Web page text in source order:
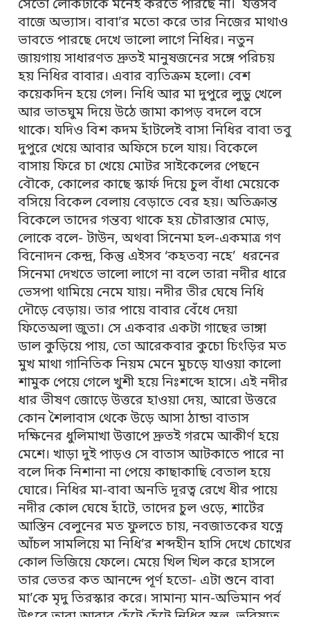
সেতো লোকটাকে মনেই করতে পারছে না। যত্তসব
বাজে অভ্যাস। বাবা’র মতো করে তার নিজের মাথাও
ভাবতে পারছে দেখে ভালো লাগে নিধির। নতুন
জায়গায় সাধারণত দ্রুতই মানুষজনের সঙ্গে পরিচয়
হয় নিধির বাবার। এবার ব্যতিক্রম হলো। বেশ
কয়েকদিন হয়ে গেল। নিধি আর মা দুপুরে লুডু খেলে
আর ভাতঘুম দিয়ে উঠে জামা কাপড় বদলে বসে
থাকে। যদিও বিশ কদম হাঁটলেই বাসা নিধির বাবা তবু
দুপুরে খেয়ে আবার অফিসে চলে যায়। বিকেলে
বাসায় ফিরে চা খেয়ে মোটর সাইকেলের পেছনে
বৌকে, কোলের কাছে স্কার্ফ দিয়ে চুল বাঁধা মেয়েকে
বসিয়ে বিকেল বেলায় বেড়াতে বের হয়। অতিক্রান্ত
বিকেলে তাদের গন্তব্য থাকে হয় চৌরাস্তার মোড়,
লোকে বলে- টাউন, অথবা সিনেমা হল-একমাত্র গণ
বিনোদন কেন্দ্র, কিন্তু এইসব ‘কহতব্য নহে’ ধরনের
সিনেমা দেখতে ভালো লাগে না বলে তারা নদীর ধারে
ভেসপা থামিয়ে নেমে যায়। নদীর তীর ঘেষে নিধি
দৌড়ে বেড়ায়। তার পায়ে বাবার বেঁধে দেয়া
ফিতেঅলা জুতা। সে একবার একটা গাছের ভাঙ্গা
ডাল কুড়িয়ে পায়, তো আরেকবার কুচো চিংড়ির মত
মুখ মাথা গানিতিক নিয়ম মেনে মুচড়ে যাওয়া কালো
শামুক পেয়ে গেলে খুশী হয়ে নিঃশব্দে হাসে। এই নদীর
ধার ভীষণ জোড়ে উত্তরে হাওয়া দেয়, আরো উত্তরে
কোন শৈলাবাস থেকে উড়ে আসা ঠান্ডা বাতাস
দক্ষিনের ধুলিমাখা উত্তাপে দ্রুতই গরমে আকীর্ণ হয়ে
মেশে। খাড়া দুই পাড়ও সে বাতাস আটকাতে পারে না
বলে দিক নিশানা না পেয়ে কাছাকাছি বেতাল হয়ে
ঘোরে। নিধির মা-বাবা অনতি দূরত্ব রেখে ধীর পায়ে
নদীর কোল ঘেষে হাঁটে, তাদের চুল ওড়ে, শার্টের
আস্তিন বেলুনের মত ফুলতে চায়, নবজাতকের যত্নে
আঁচল সামলিয়ে মা নিধি’র শব্দহীন হাসি দেখে চোখের
কোল ভিজিয়ে ফেলে। মেয়ে খিল খিল করে হাসলে
তার ভেতর কত আনন্দে পূর্ণ হতো- এটা শুনে বাবা
মা’কে মৃদু তিরস্কার করে। সামান্য মান-অভিমান পর্ব